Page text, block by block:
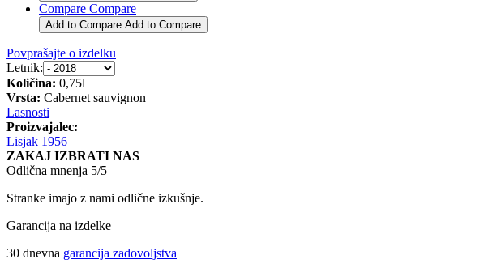
Compare Compare
Add to Compare Add to Compare
Povprašajte o izdelku
Letnik:
Količina: 0,75l
Vrsta: Cabernet sauvignon
Lasnosti
Proizvajalec:
Lisjak 1956
ZAKAJ IZBRATI NAS
Odlična mnenja 5/5
Stranke imajo z nami odlične izkušnje.
Garancija na izdelke
30 dnevna garancija zadovoljstva